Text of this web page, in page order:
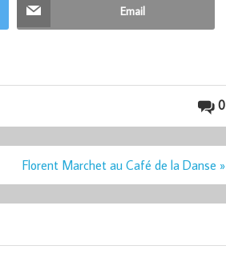
Email
0
Florent Marchet au Café de la Danse »